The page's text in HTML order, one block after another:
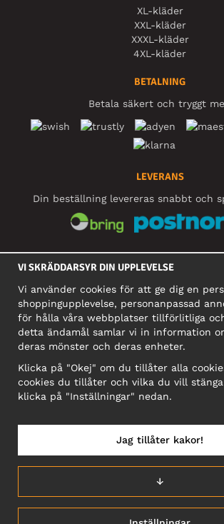
XL-kläder
XXL-kläder
XXXL-kläder
4XL-kläder
BETALNING
Betala säkert och tryggt
LEVERANS
Din beställning levereras snabbt och
SOCIALA MEDIER
FÖRETAG
Motley Denim Europe OÜ
Narva mnt 5, EE-10117
Org: 12356245, Momsnummer:
OBS! Skicka inte varureturer till
SVERIGE/SVENSKA
VI SKRÄDDARSYR DIN UPPLEVELSE
Vi använder cookies för att ge dig en
shoppingupplevelse, personanpassad
för hålla våra webbplatser tillförlitliga
detta ändamål samlar vi in information
deras mönster och deras enheter.
Klicka på "Okej" om du tillåter alla
cookies du tillåter och vilka du vill
klicka på "Inställningar" nedan.
↓
Jag tillåter kakor!